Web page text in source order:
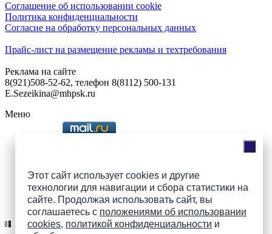
Этот сайт использует cookies и другие
технологии для навигации и сбора статистики на
сайте. Продолжая использовать сайт, вы
соглашаетесь с положениями об использовании
cookies, политикой конфиденциальности и
Соглашение об использовании cookie
Политика конфиденциальности
Согласие на обработку персональных данных
Прайс-лист на размещение рекламы и техтребования
Реклама на сайте
8(921)508-52-62, телефон 8(8112) 500-131
E.Sezeikina@mhpsk.ru
Меню
Подпишись на группы
ПАИ в соцсетях!